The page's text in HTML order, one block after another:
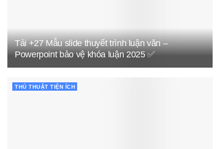
Tải +27 Mẫu slide thuyết trình luận văn –
Powerpoint bảo vệ khóa luận 2025 ✅
THỦ THUẬT TIỆN ÍCH